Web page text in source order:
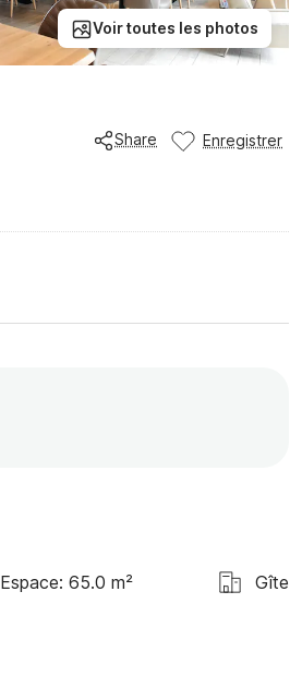
Voir toutes les photos
Share Enregistrer
Espace: 65.0 m² Gîte